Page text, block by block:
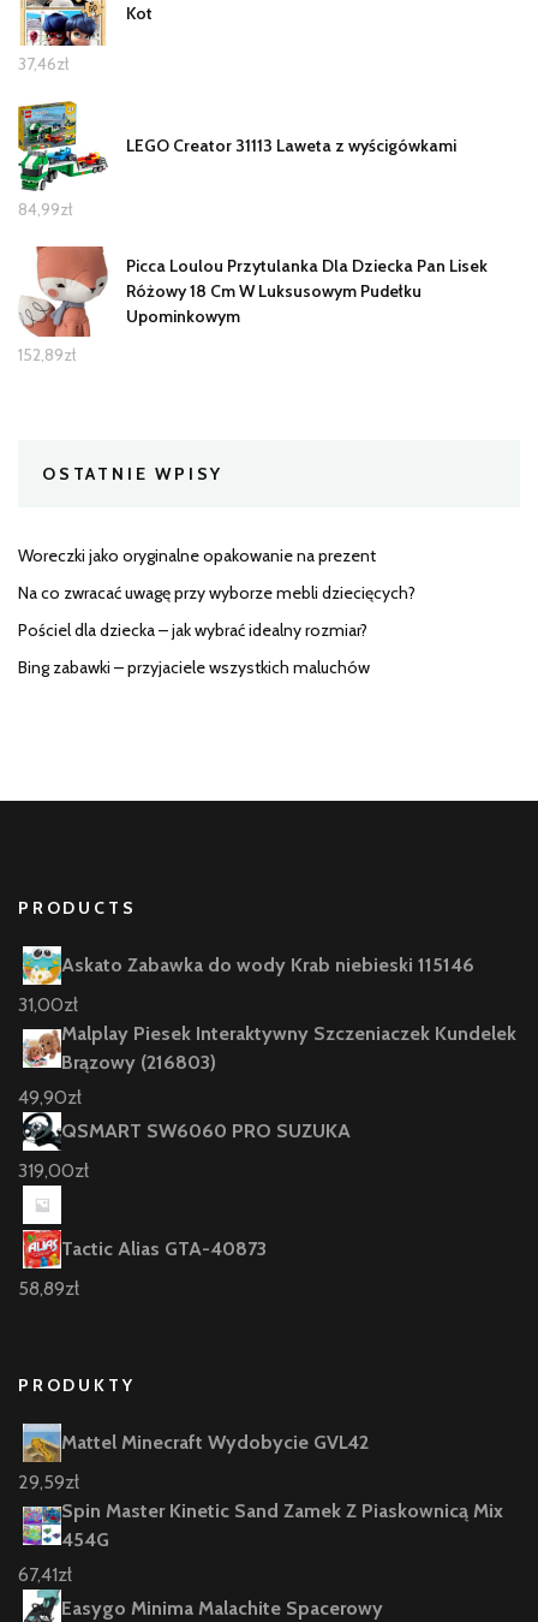
Kot
37,46zł
LEGO Creator 31113 Laweta z wyścigówkami
84,99zł
Picca Loulou Przytulanka Dla Dziecka Pan Lisek
Różowy 18 Cm W Luksusowym Pudełku
Upominkowym
152,89zł
OSTATNIE WPISY
Woreczki jako oryginalne opakowanie na prezent
Na co zwracać uwagę przy wyborze mebli dziecięcych?
Pościel dla dziecka – jak wybrać idealny rozmiar?
Bing zabawki – przyjaciele wszystkich maluchów
PRODUCTS
Askato Zabawka do wody Krab niebieski 115146
31,00zł
Malplay Piesek Interaktywny Szczeniaczek Kundelek
Brązowy (216803)
49,90zł
QSMART SW6060 PRO SUZUKA
319,00zł
Tactic Alias GTA-40873
58,89zł
PRODUKTY
Mattel Minecraft Wydobycie GVL42
29,59zł
Spin Master Kinetic Sand Zamek Z Piaskownicą Mix
454G
67,41zł
Easygo Minima Malachite Spacerowy